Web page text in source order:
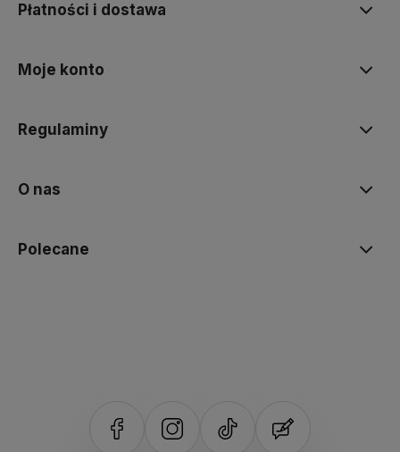
Płatności i dostawa
Moje konto
Regulaminy
O nas
Polecane